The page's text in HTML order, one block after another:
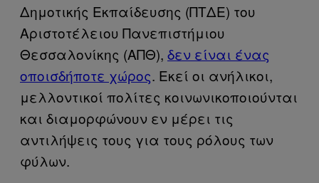
Δημοτικής Εκπαίδευσης (ΠΤΔΕ) του
Αριστοτέλειου Πανεπιστήμιου
Θεσσαλονίκης (ΑΠΘ), δεν είναι ένας
οποισδήποτε χώρος. Εκεί οι ανήλικοι,
μελλοντικοί πολίτες κοινωνικοποιούνται
και διαμορφώνουν εν μέρει τις
αντιλήψεις τους για τους ρόλους των
φύλων.